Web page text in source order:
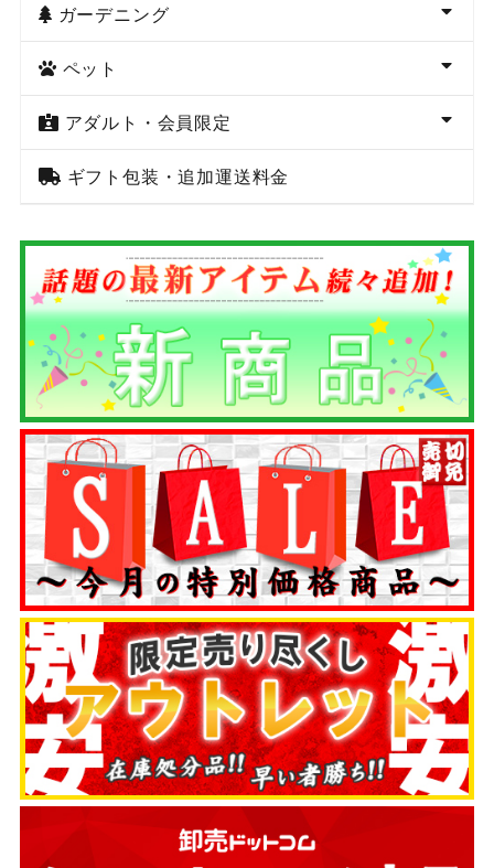
ガーデニング
ペット
アダルト・会員限定
ギフト包装・追加運送料金